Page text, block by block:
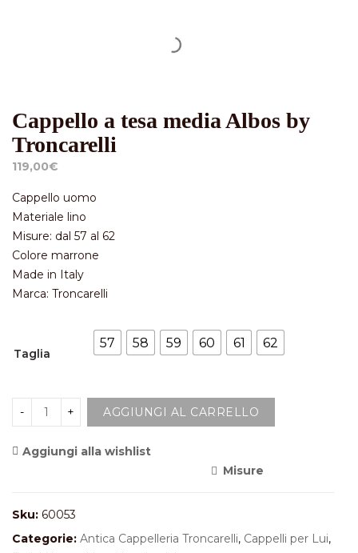
Cappello a tesa media Albos by
Troncarelli
119,00€
Cappello uomo
Materiale lino
Misure: dal 57 al 62
Colore marrone
Made in Italy
Marca: Troncarelli
Taglia
57 58 59 60 61 62
AGGIUNGI AL CARRELLO
Aggiungi alla wishlist
Misure
Sku: 60053
Categorie: Antica Cappelleria Troncarelli, Cappelli per Lui,